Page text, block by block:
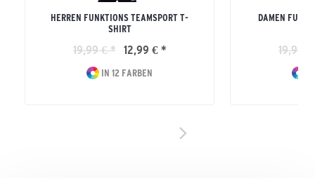
HERREN FUNKTIONS TEAMSPORT T-
SHIRT
19,99 € * 12,99 € *
IN 12 FARBEN
DAMEN
19,99